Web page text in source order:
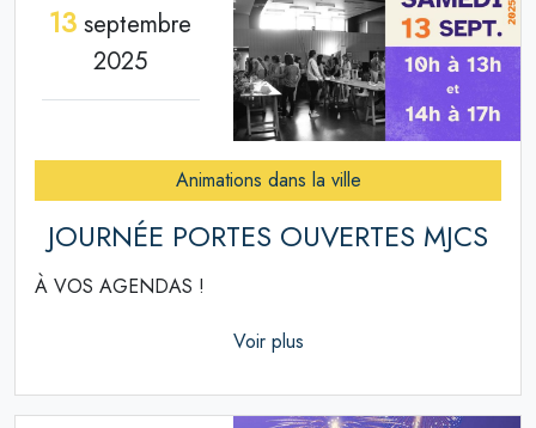
13 septembre
2025
Animations dans la ville
JOURNÉE PORTES OUVERTES MJCS
À VOS AGENDAS !
Voir plus